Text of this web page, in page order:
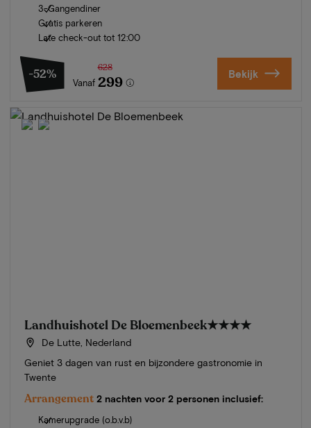
3-Gangendiner
Gratis parkeren
Late check-out tot 12:00
-52%
Vanaf
628
299 Bekijk
Landhuishotel De Bloemenbeek★★★★
De Lutte, Nederland
Geniet 3 dagen van rust en bijzondere gastronomie in
Twente
Arrangement 2 nachten voor 2 personen inclusief:
Kamerupgrade (o.b.v.b)